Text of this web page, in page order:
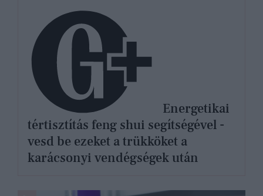
tértisztítás feng shui segítségével -
vesd be ezeket a trükköket a
karácsonyi vendégségek után